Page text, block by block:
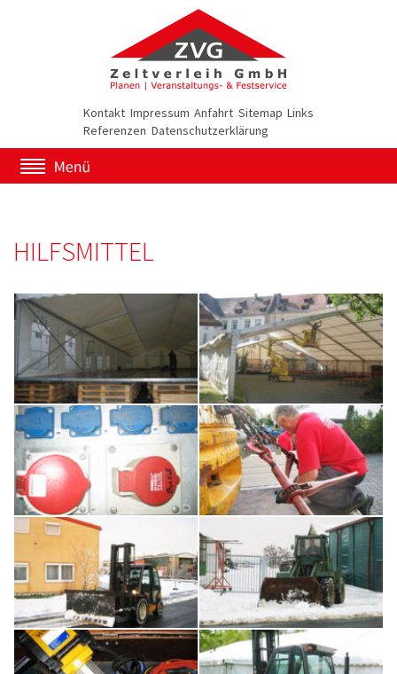
Kontakt Impressum Anfahrt Sitemap Links
Referenzen Datenschutzerklärung
HILFSMITTEL